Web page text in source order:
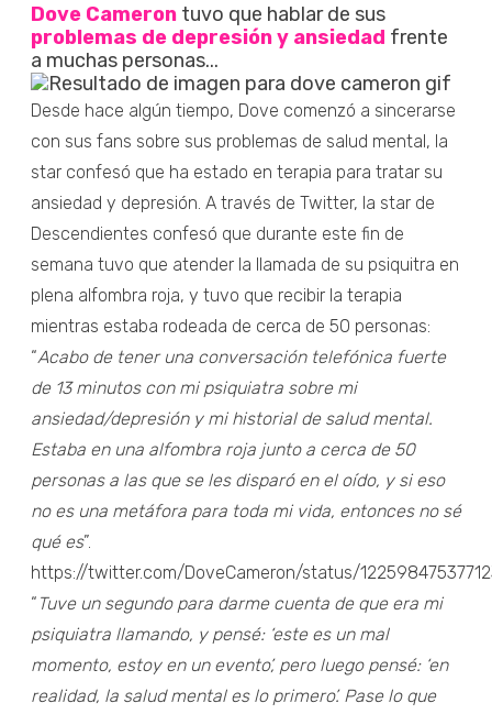
Dove Cameron tuvo que hablar de sus
problemas de depresión y ansiedad frente
a muchas personas...
Desde hace algún tiempo, Dove comenzó a sincerarse
con sus fans sobre sus problemas de salud mental, la
star confesó que ha estado en terapia para tratar su
ansiedad y depresión. A través de Twitter, la star de
Descendientes confesó que durante este fin de
semana tuvo que atender la llamada de su psiquitra en
plena alfombra roja, y tuvo que recibir la terapia
mientras estaba rodeada de cerca de 50 personas:
“Acabo de tener una conversación telefónica fuerte
de 13 minutos con mi psiquiatra sobre mi
ansiedad/depresión y mi historial de salud mental.
Estaba en una alfombra roja junto a cerca de 50
personas a las que se les disparó en el oído, y si eso
no es una metáfora para toda mi vida, entonces no sé
qué es”.
https://twitter.com/DoveCameron/status/
“ Tuve un segundo para darme cuenta de que era mi
psiquiatra llamando, y pensé: ‘este es un mal
momento, estoy en un evento’, pero luego pensé: ‘en
realidad, la salud mental es lo primero’. Pase lo que